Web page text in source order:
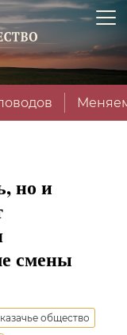
но и
смены
общество